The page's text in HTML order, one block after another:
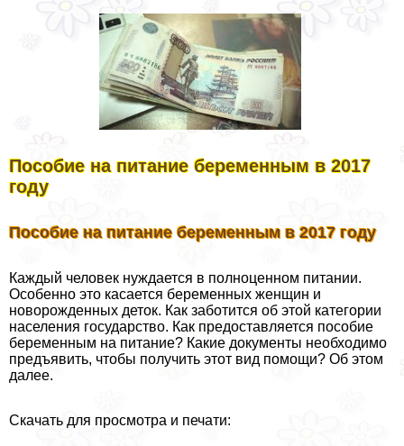
Пособие на питание беременным в 2017
году
Пособие на питание беременным в 2017 году
Каждый человек нуждается в полноценном питании.
Особенно это касается беременных женщин и
новорожденных деток. Как заботится об этой категории
населения государство. Как предоставляется пособие
беременным на питание? Какие документы необходимо
предъявить, чтобы получить этот вид помощи? Об этом
далее.
Скачать для просмотра и печати: